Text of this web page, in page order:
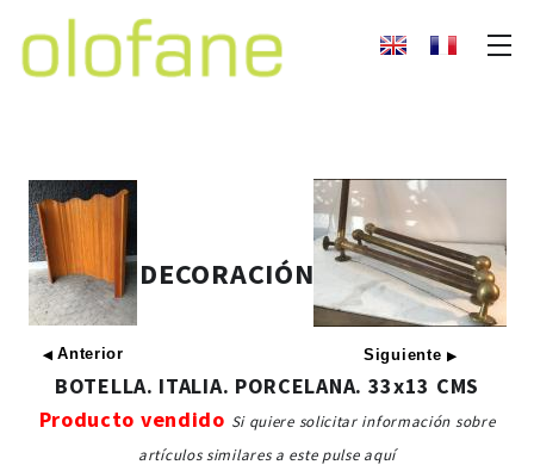
◀Anterior
DECORACIÓN
Siguiente▶
BOTELLA. ITALIA. PORCELANA. 33x13 CMS
Producto vendido Si quiere solicitar información sobre
artículos similares a este pulse aquí